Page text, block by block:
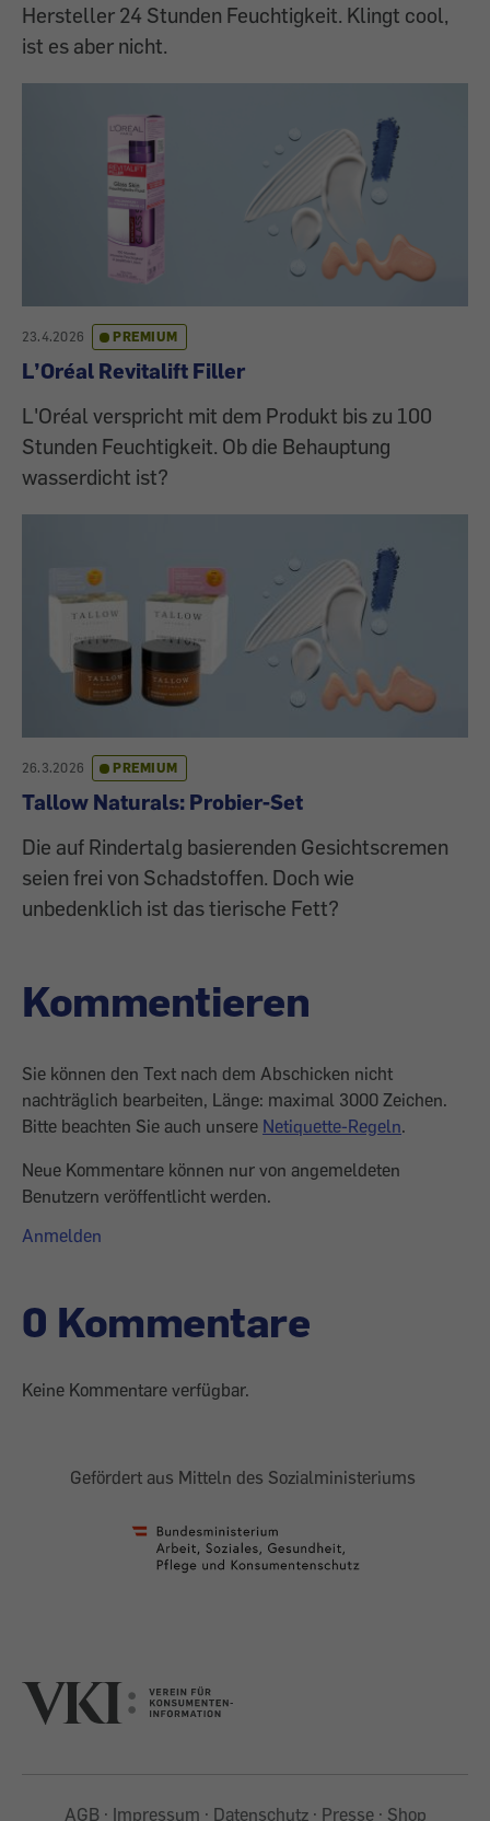
Hersteller 24 Stunden Feuchtigkeit. Klingt cool,
ist es aber nicht.
23.4.2026 PREMIUM
L’Oréal Revitalift Filler
L'Oréal verspricht mit dem Produkt bis zu 100
Stunden Feuchtigkeit. Ob die Behauptung
wasserdicht ist?
26.3.2026 PREMIUM
Tallow Naturals: Probier-Set
Die auf Rindertalg basierenden Gesichtscremen
seien frei von Schadstoffen. Doch wie
unbedenklich ist das tierische Fett?
Kommentieren
Sie können den Text nach dem Abschicken nicht
nachträglich bearbeiten, Länge: maximal 3000 Zeichen.
Bitte beachten Sie auch unsere Netiquette-Regeln.
Neue Kommentare können nur von angemeldeten
Benutzern veröffentlicht werden.
Anmelden
0 Kommentare
Keine Kommentare verfügbar.
Gefördert aus Mitteln des Sozialministeriums
AGB Impressum Datenschutz Presse Shop